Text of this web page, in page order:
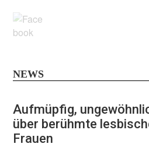
NEWS
Aufmüpfig,
über berühmte
Frauen